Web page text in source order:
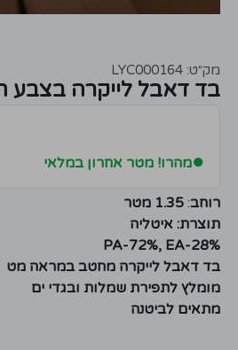
מק״ט: LYC000164
בד דאבל לייקרה בצבע
●מהרו! מטר אחרון במלאי
רוחב: 1.35 מטר
תוצרת: איטליה
PA-72%, EA-28%
בד דאבל לייקרה מחטב במראה מט
מומלץ לתפירת שמלות ובגדי ים
מתאים לביטנה